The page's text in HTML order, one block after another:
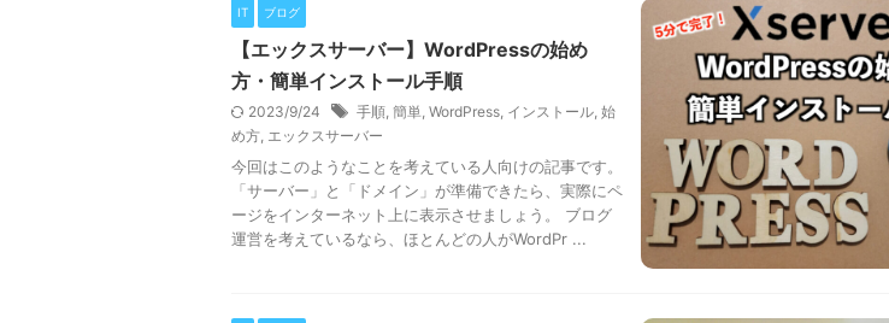
IT ブログ
【エックスサーバー】WordPressの始め
方・簡単インストール手順
2023/9/24 手順, 簡単, WordPress, インストール, 始
め方, エックスサーバー
今回はこのようなことを考えている人向けの記事です。
「サーバー」と「ドメイン」が準備できたら、実際にペ
ージをインターネット上に表示させましょう。 ブログ
運営を考えているなら、ほとんどの人がWordPr ...